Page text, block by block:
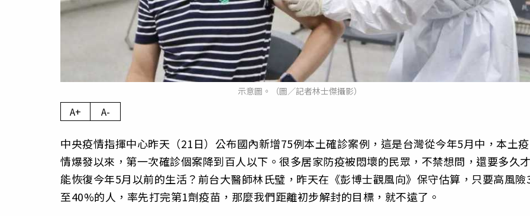
示意圖。（圖／記者林士傑攝影）
A+ A-
中央疫情指揮中心昨天（21日）公布國內新增75例本土確診案例，這是台灣從今年5月中，本土疫
情爆發以來，第一次確診個案降到百人以下。很多居家防疫被悶壞的民眾，不禁想問，還要多久
能恢復今年5月以前的生活？前台大醫師林氏璧，昨天在《彭博士觀風向》保守估算，只要高風險
至40%的人，率先打完第1劑疫苗，那麼我們距離初步解封的目標，就不遠了。